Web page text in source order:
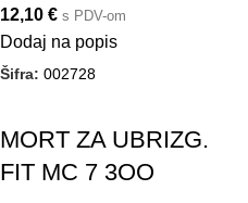
12,10 € s PDV-om
Dodaj na popis
Šifra: 002728
MORT ZA UBRIZG.
FIT MC 7 3OO